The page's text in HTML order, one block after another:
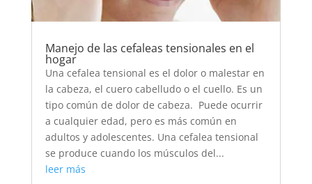
Manejo de las cefaleas tensionales en el
hogar
Una cefalea tensional es el dolor o malestar en
la cabeza, el cuero cabelludo o el cuello. Es un
tipo común de dolor de cabeza. Puede ocurrir
a cualquier edad, pero es más común en
adultos y adolescentes. Una cefalea tensional
se produce cuando los músculos del...
leer más